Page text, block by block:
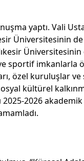
yaptı. Vali
Üniversitesinin
Üniversitesinin
imkanlarla
özel kuruluşlar
kültürel
2026 akademik